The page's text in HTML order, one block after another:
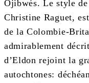
Ojibwés. Le style
Christine Raguet,
de la Colombie-
admirablement
d’Eldon rejoint la
autochtones: